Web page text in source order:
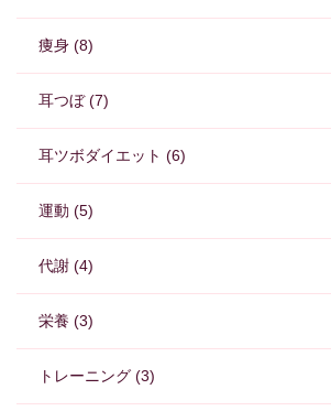
痩身 (8)
耳つぼ (7)
耳ツボダイエット (6)
運動 (5)
代謝 (4)
栄養 (3)
トレーニング (3)